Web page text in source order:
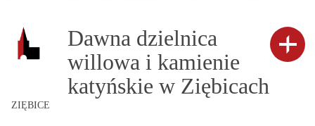
Dawna dzielnica
willowa i kamienie
katyńskie w Ziębicach
ZIĘBICE